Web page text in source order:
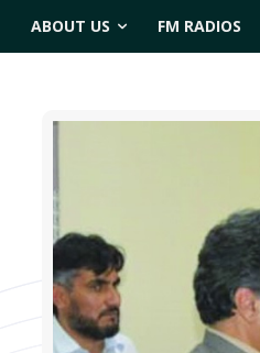
ABOUT US FM RADIOS